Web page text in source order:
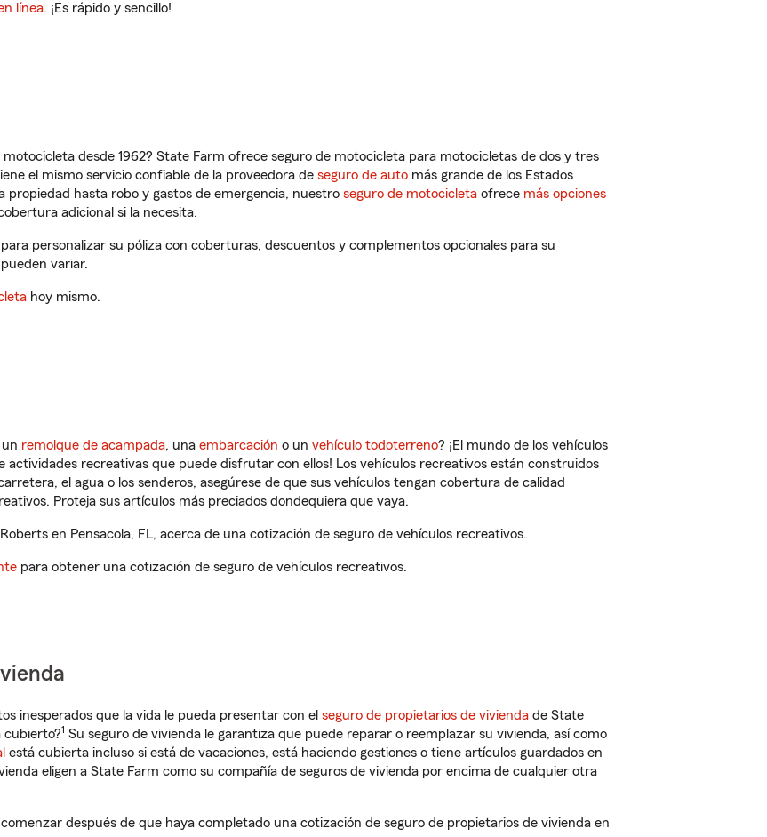
línea. ¡Es rápido y sencillo!
desde 1962? State Farm ofrece seguro de motocicleta para motocicletas de dos y tres
el mismo servicio confiable de la proveedora de seguro de auto más grande de los Estados
propiedad hasta robo y gastos de emergencia, nuestro seguro de motocicleta ofrece más opciones
adicional si la necesita.
personalizar su póliza con coberturas, descuentos y complementos opcionales para su
variar.
hoy mismo.
un remolque de acampada, una embarcación o un vehículo todoterreno? ¡El mundo de los vehículos
actividades recreativas que puede disfrutar con ellos! Los vehículos recreativos están construidos
el agua o los senderos, asegúrese de que sus vehículos tengan cobertura de calidad
Proteja sus artículos más preciados dondequiera que vaya.
en Pensacola, FL, acerca de una cotización de seguro de vehículos recreativos.
para obtener una cotización de seguro de vehículos recreativos.
inesperados que la vida le pueda presentar con el seguro de propietarios de vivienda de State
cubierto?1 Su seguro de vivienda le garantiza que puede reparar o reemplazar su vivienda, así como
está cubierta incluso si está de vacaciones, está haciendo gestiones o tiene artículos guardados en
eligen a State Farm como su compañía de seguros de vivienda por encima de cualquier otra
después de que haya completado una cotización de seguro de propietarios de vivienda en